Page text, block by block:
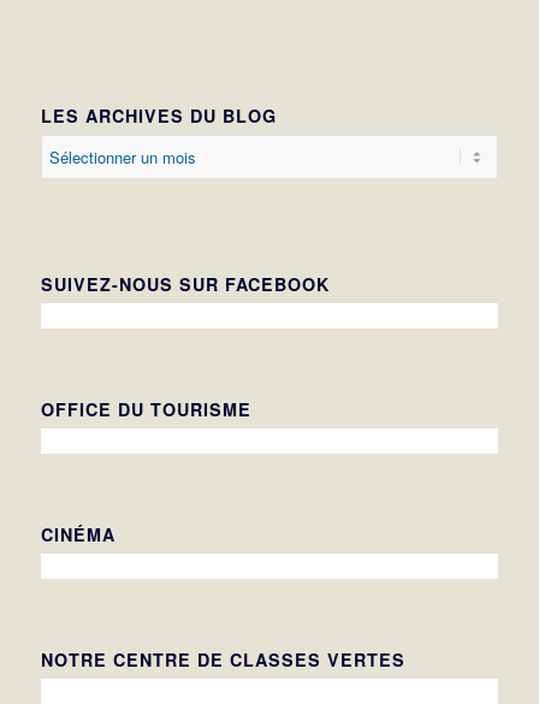
LES ARCHIVES DU BLOG
SUIVEZ-NOUS SUR FACEBOOK
OFFICE DU TOURISME
CINÉMA
NOTRE CENTRE DE CLASSES VERTES